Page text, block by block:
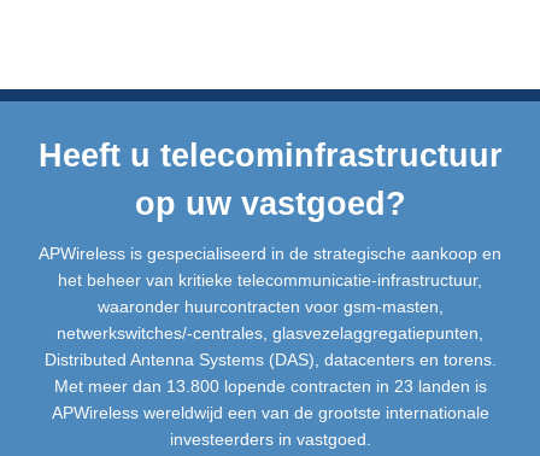
Heeft u telecominfrastructuur
op uw vastgoed?
APWireless is gespecialiseerd in de strategische aankoop en
het beheer van kritieke telecommunicatie-infrastructuur,
waaronder huurcontracten voor gsm-masten,
netwerkswitches/-centrales, glasvezelaggregatiepunten,
Distributed Antenna Systems (DAS), datacenters en torens.
Met meer dan 13.800 lopende contracten in 23 landen is
APWireless wereldwijd een van de grootste internationale
investeerders in vastgoed.